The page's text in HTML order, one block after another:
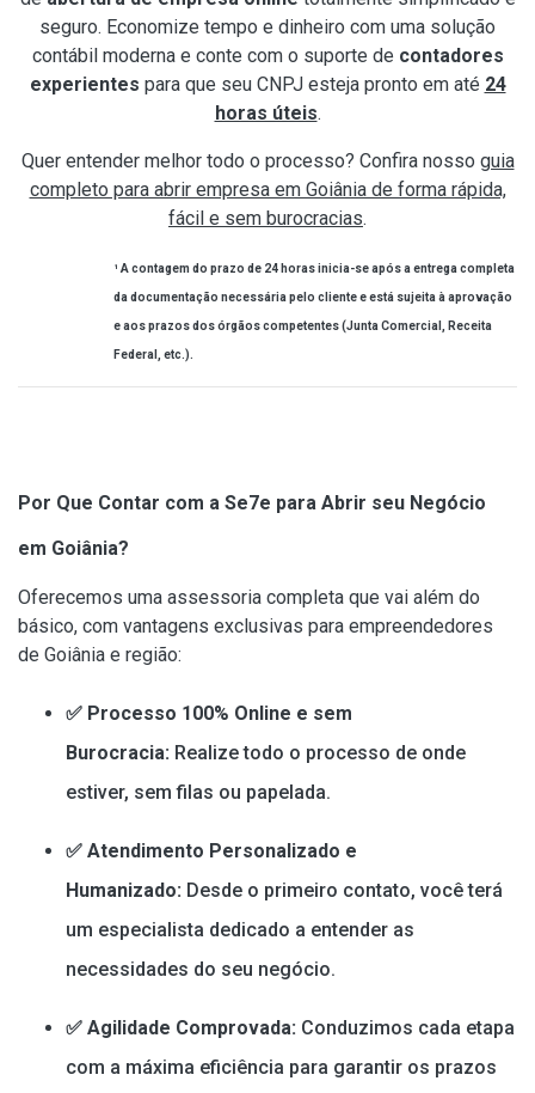
seguro. Economize tempo e dinheiro com uma solução
contábil moderna e conte com o suporte de contadores
experientes para que seu CNPJ esteja pronto em até 24
horas úteis.
Quer entender melhor todo o processo? Confira nosso guia
completo para abrir empresa em Goiânia de forma rápida,
fácil e sem burocracias.
¹ A contagem do prazo de 24 horas inicia-se após a entrega completa
da documentação necessária pelo cliente e está sujeita à aprovação
e aos prazos dos órgãos competentes (Junta Comercial, Receita
Federal, etc.).
Por Que Contar com a Se7e para Abrir seu Negócio
em Goiânia?
Oferecemos uma assessoria completa que vai além do
básico, com vantagens exclusivas para empreendedores
de Goiânia e região:
✅ Processo 100% Online e sem
Burocracia: Realize todo o processo de onde
estiver, sem filas ou papelada.
✅ Atendimento Personalizado e
Humanizado: Desde o primeiro contato, você terá
um especialista dedicado a entender as
necessidades do seu negócio.
✅ Agilidade Comprovada: Conduzimos cada etapa
com a máxima eficiência para garantir os prazos